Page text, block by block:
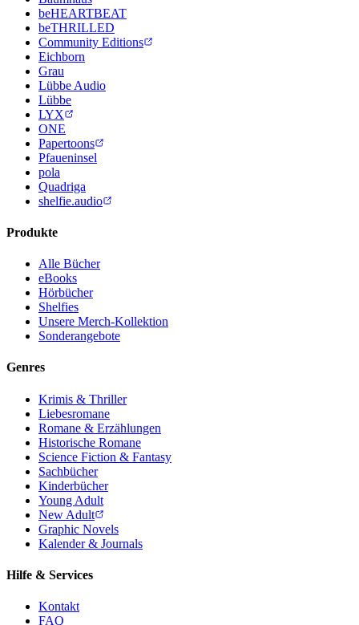
beHEARTBEAT
beTHRILLED
Community Editions
Eichborn
Grau
Lübbe Audio
Lübbe
LYX
ONE
Papertoons
Pfaueninsel
pola
Quadriga
shelfie.audio
Produkte
Alle Bücher
eBooks
Hörbücher
Shelfies
Unsere Merch-Kollektion
Sonderangebote
Genres
Krimis & Thriller
Liebesromane
Romane & Erzählungen
Historische Romane
Science Fiction & Fantasy
Sachbücher
Kinderbücher
Young Adult
New Adult
Graphic Novels
Kalender & Journals
Hilfe & Services
Kontakt
FAQ